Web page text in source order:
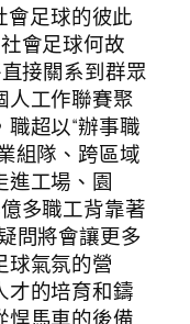
會足球的彼此
會足球何故
接關系到群眾
人工作聯賽聚
超以“辦事職
組隊、跨區域
進工場、園
多職工背靠著
問將會讓更多
球氣氛的營
才的培育和鑄